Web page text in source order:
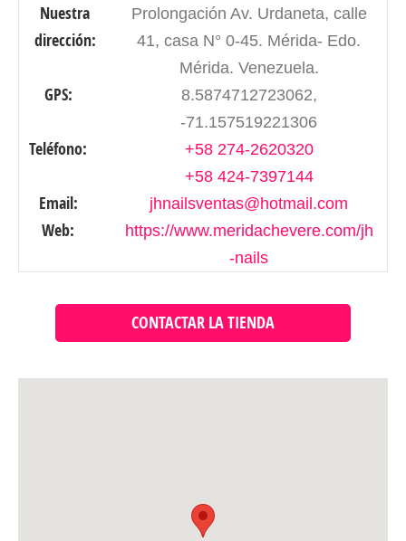
Nuestra
dirección:
Prolongación Av. Urdaneta, calle
41, casa N° 0-45. Mérida- Edo.
Mérida. Venezuela.
GPS:
8.5874712723062,
-71.157519221306
Teléfono:
+58 274-2620320
+58 424-7397144
Email: jhnailsventas@hotmail.com
Web:
https://www.meridachevere.com/jh
-nails
CONTACTAR LA TIENDA